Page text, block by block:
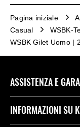
Pagina iniziale
Casual
WSBK-
WSBK Gilet Uomo |
ASSISTENZA E
Assistenza
INFORMAZIONI SU